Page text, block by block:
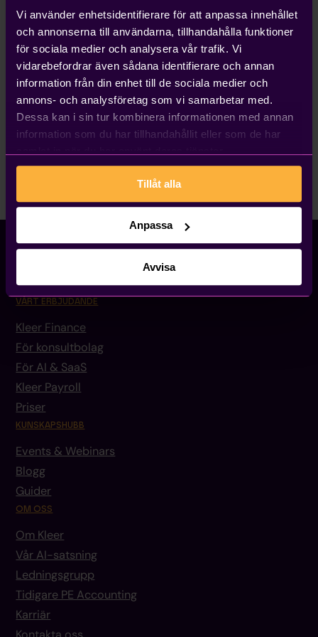
Vi använder enhetsidentifierare för att anpassa innehållet
och annonserna till användarna, tillhandahålla funktioner
för sociala medier och analysera vår trafik. Vi
vidarebefordrar även sådana identifierare och annan
information från din enhet till de sociala medier och
annons- och analysföretag som vi samarbetar med.
Dessa kan i sin tur kombinera informationen med annan
information som du har tillhandahållit eller som de har
Tillåt alla
Anpassa
Avvisa
Vem ansvarar för integrationen?
Kleer ansvarar för att integrationen fungerar fullt ut.
Så kommer du igång
Kleer kund: Kontakta din konsult så får du hjälp att
starta upp med rätt förutsättningar för din
verksamhet.
till dig inom kort.
VÅRT ERBJUDANDE
Kleer Finance
För konsultbolag
För AI & SaaS
Kleer Payroll
Priser
KUNSKAPSHUBB
Events & Webinars
Blogg
Guider
OM OSS
Om Kleer
Vår AI-satsning
Ledningsgrupp
Tidigare PE Accounting
Karriär